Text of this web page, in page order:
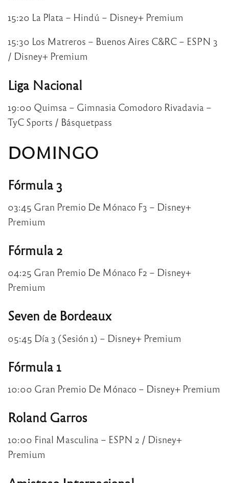
15:20 La Plata – Hindú – Disney+ Premium
15:30 Los Matreros – Buenos Aires C&RC – ESPN 3
/ Disney+ Premium
Liga Nacional
19:00 Quimsa – Gimnasia Comodoro Rivadavia –
TyC Sports / Básquetpass
DOMINGO
Fórmula 3
03:45 Gran Premio De Mónaco F3 – Disney+
Premium
Fórmula 2
04:25 Gran Premio De Mónaco F2 – Disney+
Premium
Seven de Bordeaux
05:45 Día 3 (Sesión 1) – Disney+ Premium
Fórmula 1
10:00 Gran Premio De Mónaco – Disney+ Premium
Roland Garros
10:00 Final Masculina – ESPN 2 / Disney+
Premium